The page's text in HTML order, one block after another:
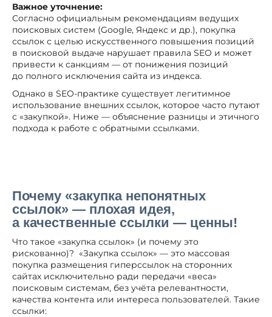
Важное уточнение:
Согласно официальным рекомендациям ведущих
поисковых систем (Google, Яндекс и др.), покупка
ссылок с целью искусственного повышения позиций
в поисковой выдаче нарушает правила SEO и может
привести к санкциям — от понижения позиций
до полного исключения сайта из индекса.
Однако в SEO-практике существует легитимное
использование внешних ссылок, которое часто путают
с «закупкой». Ниже — объяснение разницы и этичного
подхода к работе с обратными ссылками.
Почему «закупка непонятных
ссылок» — плохая идея,
а качественные ссылки — ценны!
Что такое «закупка ссылок» (и почему это
рискованно)? «Закупка ссылок» — это массовая
покупка размещения гиперссылок на сторонних
сайтах исключительно ради передачи «веса»
поисковым системам, без учёта релевантности,
качества контента или интереса пользователей. Такие
ссылки: